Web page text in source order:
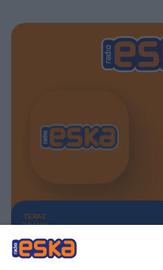
TERAZ
GRAMY